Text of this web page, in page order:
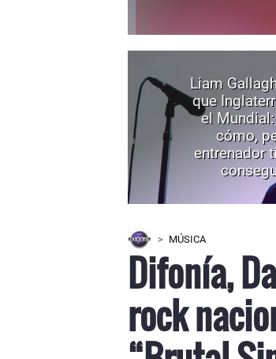
Liam
que
el
cómo,
entrenador
MÚSICA
Difonía,
rock